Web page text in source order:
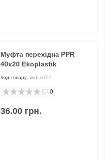
Муфта перехідна PPR
40х20 Ekoplastik
Код товару: web-6757
0
36.00 грн.